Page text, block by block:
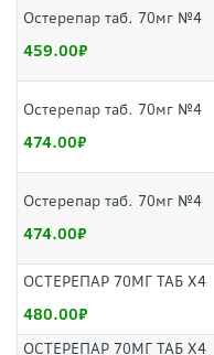
Остерепар таб. 70мг №4
459.00
Остерепар таб. 70мг №4
474.00
Остерепар таб. 70мг №4
474.00
ОСТЕРЕПАР 70МГ ТАБ Х4
480.00
ОСТЕРЕПАР 70МГ ТАБ Х4